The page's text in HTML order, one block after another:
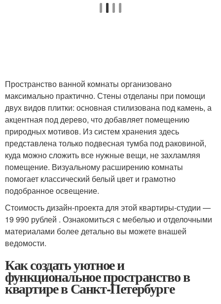
Пространство ванной комнаты организовано
максимально практично. Стены отделаны при помощи
двух видов плитки: основная стилизована под камень, а
акцентная под дерево, что добавляет помещению
природных мотивов. Из систем хранения здесь
представлена только подвесная тумба под раковиной,
куда можно сложить все нужные вещи, не захламляя
помещение. Визуальному расширению комнаты
помогает классический белый цвет и грамотно
подобранное освещение.
Стоимость дизайн-проекта для этой квартиры-студии —
19 990 рублей . Ознакомиться с мебелью и отделочными
материалами более детально вы можете внашей
ведомости.
Как создать уютное и
функциональное пространство в
квартире в Санкт-Петербурге